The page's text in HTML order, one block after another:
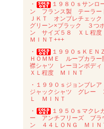
・
１９８０ｓサンロ
ン フランス製 テーラー
ＪＫＴ オンブレチェック
グリーン×ブラック ３つ
ン サイズ５８ ＸＬ程度
ＭＩＮＴ+++
・
１９９０ｓＫＥＮ
ＨＯＭＭＥ ループカラー
襟シャツ レーヨンボディ
ＸＬ程度 ＭＩＮＴ
・１９９０ｓジョンブレア
ジャックシャツ グレー
Ｌ ＭＩＮＴ
・
１９５０ｓマクレ
ー アンチフリーズ ブラ
ン ４４ＬＯＮＧ ＭＩＮ